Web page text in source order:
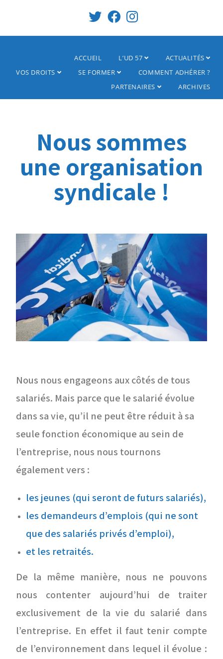
ACCUEIL L’UD 57
ACTUALITÉS
VOS DROITS
SE FORMER
COMMENT ADHÉRER ?
PARTENAIRES
ARCHIVES
Nous sommes
une organisation
syndicale !
Nous nous engageons aux côtés de tous
salariés. Mais parce que le salarié évolue
dans sa vie, qu’il ne peut être réduit à sa
seule fonction économique au sein de
l’entreprise, nous nous tournons
également vers :
les jeunes (qui seront de futurs salariés),
les demandeurs d’emplois (qui ne sont
que des salariés privés d’emploi),
et les retraités.
De la même manière, nous ne pouvons
nous contenter aujourd’hui de traiter
exclusivement de la vie du salarié dans
l’entreprise. En effet il faut tenir compte
de l’environnement dans lequel il évolue :